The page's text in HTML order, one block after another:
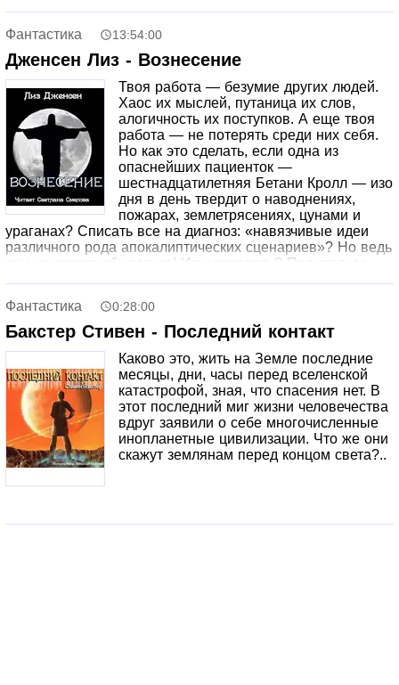
Именно туда, на бывшую авиабазу ВВС США «Неллис»,
в недрах которой расположена «Зона 51», приводит
судьба и вырвавшихся из жуткого города Солт-Лейк-
Сити хоккеиста Ростислава Шибанова, фотомодель
Атику, тринадцатилетнюю кинозвезду Мидори и
чернокожего рэпера по имени Профессор Джей-Ти…
Фантастика 13:54:00
Дженсен Лиз - Вознесение
Твоя работа — безумие других людей.
Хаос их мыслей, путаница их слов,
алогичность их поступков. А еще твоя
работа — не потерять среди них себя.
Но как это сделать, если одна из
опаснейших пациенток —
шестнадцатилетняя Бетани Кролл — изо
дня в день твердит о наводнениях,
пожарах, землетрясениях, цунами и
ураганах? Списать все на диагноз: «навязчивые идеи
различного рода апокалиптических сценариев»? Но ведь
они начинают сбываться! Игнорировать? Попытаться
Фантастика 0:28:00
Бакстер Стивен - Последний контакт
Каково это, жить на Земле последние
месяцы, дни, часы перед вселенской
катастрофой, зная, что спасения нет. В
этот последний миг жизни человечества
вдруг заявили о себе многочисленные
инопланетные цивилизации. Что же они
скажут землянам перед концом света?..